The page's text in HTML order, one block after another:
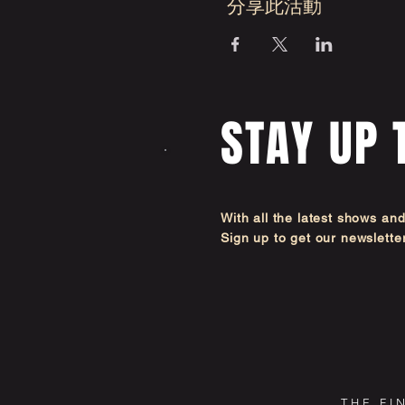
STAY UP
With all the latest shows
Sign up to get our